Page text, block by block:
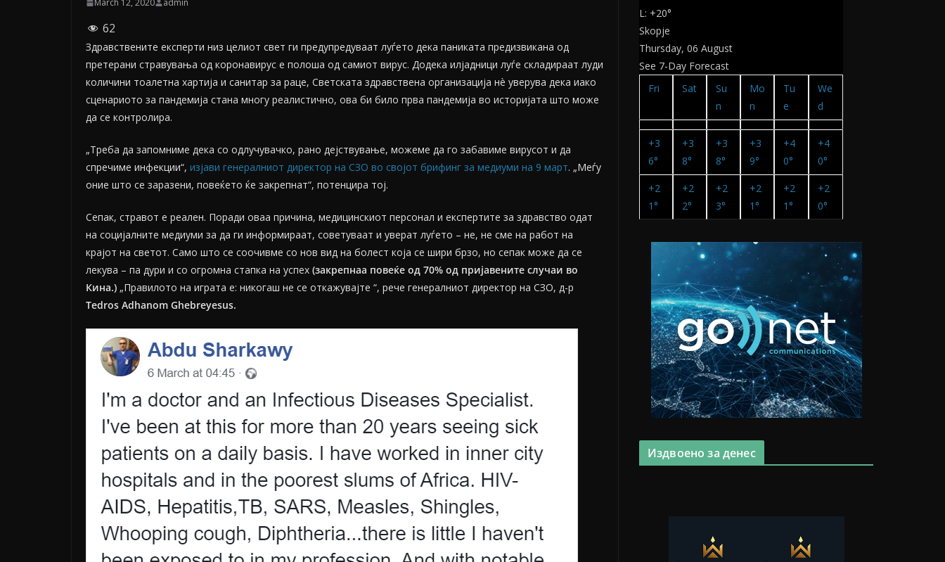
March 12, 2020 admin
62
Здравствените експерти низ целиот свет ги предупредуваат луѓето дека паниката предизвикана од
претерани стравувања од коронавирус е полоша од самиот вирус. Додека илјадници луѓе складираат луди
количини тоалетна хартија и санитар за раце, Светската здравствена организација нè уверува дека иако
сценариото за пандемија стана многу реалистично, ова би било прва пандемија во историјата што може
да се контролира.
„Треба да запомниме дека со одлучувачко, рано дејствување, можеме да го забавиме вирусот и да
спречиме инфекции“, изјави генералниот директор на СЗО во својот брифинг за медиуми на 9 март. „Меѓу
оние што се заразени, повеќето ќе закрепнат“, потенцира тој.
Сепак, стравот е реален. Поради оваа причина, медицинскиот персонал и експертите за здравство одат
на социјалните медиуми за да ги информираат, советуваат и уверат луѓето – не, не сме на работ на
крајот на светот. Само што се соочивме со нов вид на болест која се шири брзо, но сепак може да се
лекува – па дури и со огромна стапка на успех (закрепнаа повеќе од 70% од пријавените случаи во
Кина.) „Правилото на играта е: никогаш не се откажувајте “, рече генералниот директор на СЗО, д-р
Tedros Adhanom Ghebreyesus.
L: +20°
Skopje
Thursday, 06 August
See 7-Day Forecast
Fri
Sat
Su
n
Mo
n
Tu
e
We
d
+3
6°
+3
8°
+3
8°
+3
9°
+4
0°
+4
0°
+2
1°
+2
2°
+2
3°
+2
1°
+2
1°
+2
0°
Издвоено за денес